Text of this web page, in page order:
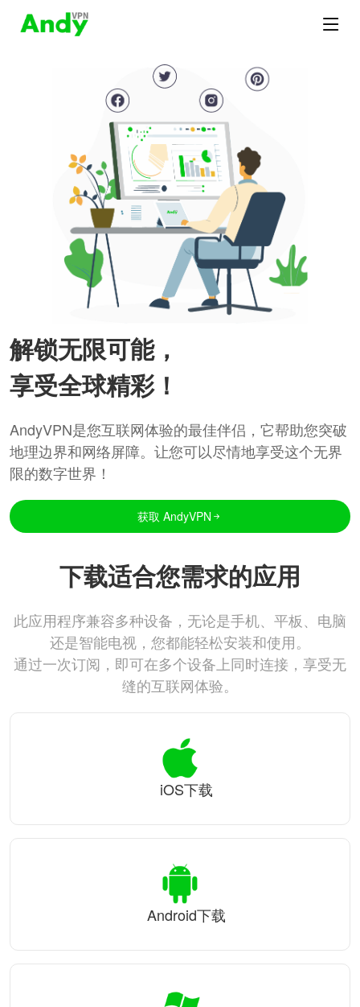
解锁无限可能，
享受全球精彩！
AndyVPN是您互联网体验的最佳伴侣，它帮助您突破
地理边界和网络屏障。让您可以尽情地享受这个无界
限的数字世界！
获取 AndyVPN
下载适合您需求的应用
此应用程序兼容多种设备，无论是手机、平板、电脑
还是智能电视，您都能轻松安装和使用。
通过一次订阅，即可在多个设备上同时连接，享受无
缝的互联网体验。
iOS下载
Android下载